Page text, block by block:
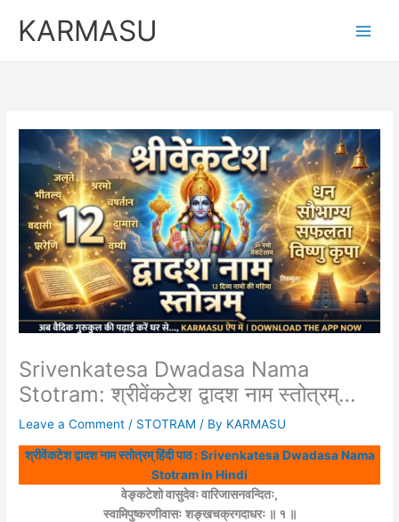
KARMASU
Srivenkatesa Dwadasa Nama
Stotram: श्रीवेंकटेश द्वादश नाम स्तोत्रम्…
Leave a Comment / STOTRAM / By KARMASU
श्रीवेंकटेश द्वादश नाम स्तोत्रम् हिंदी पाठ : Srivenkatesa Dwadasa Nama
Stotram in Hindi
वेङ्कटेशो वासुदेवः वारिजासनवन्दितः,
स्वामिपुष्करणीवासः शङ्खचक्रगदाधरः ॥ १ ॥